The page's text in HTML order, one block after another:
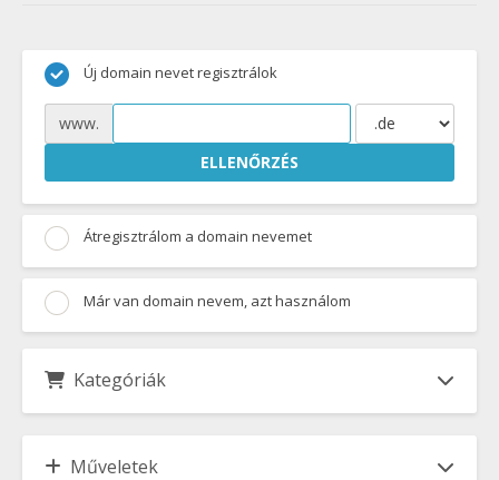
Új domain nevet regisztrálok
www.
ELLENŐRZÉS
Átregisztrálom a domain nevemet
Már van domain nevem, azt használom
Kategóriák
Műveletek